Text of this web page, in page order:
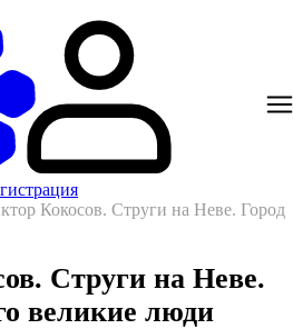
Кокосов. Струги на Неве. Город
Струги на Неве.
великие люди